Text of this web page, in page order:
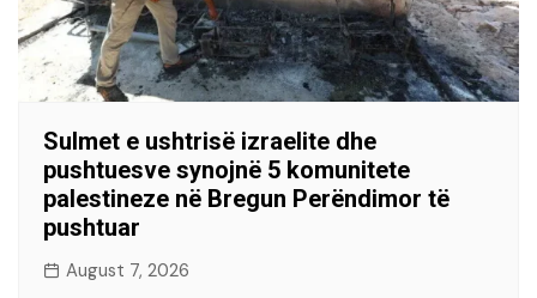
Sulmet e ushtrisë izraelite dhe
pushtuesve synojnë 5 komunitete
palestineze në Bregun Perëndimor të
pushtuar
August 7, 2026